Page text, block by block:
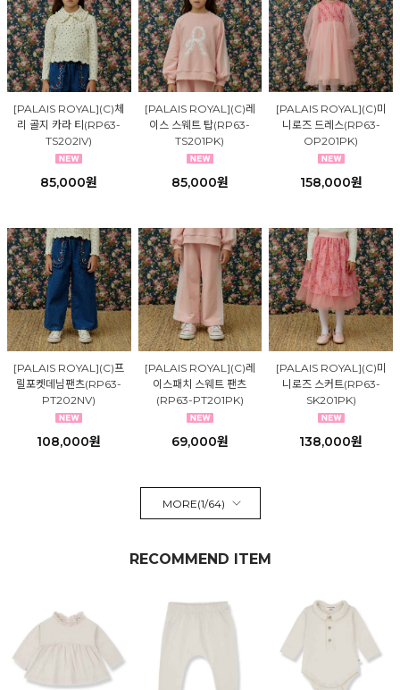
[PALAIS ROYAL](C)체
리 골지 카라 티(RP63-
TS202IV)
85,000원
[PALAIS ROYAL](C)레
이스 스웨트 탑(RP63-
TS201PK)
85,000원
[PALAIS ROYAL](C)미
니로즈 드레스(RP63-
OP201PK)
158,000원
[PALAIS ROYAL](C)프
릴포켓데님팬츠(RP63-
PT202NV)
108,000원
[PALAIS ROYAL](C)레
이스패치 스웨트 팬츠
(RP63-PT201PK)
69,000원
[PALAIS ROYAL](C)미
니로즈 스커트(RP63-
SK201PK)
138,000원
MORE(1/64)
RECOMMEND ITEM